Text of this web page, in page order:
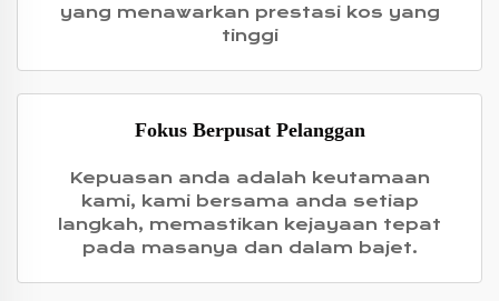
yang menawarkan prestasi kos yang
tinggi
Fokus Berpusat Pelanggan
Kepuasan anda adalah keutamaan
kami, kami bersama anda setiap
langkah, memastikan kejayaan tepat
pada masanya dan dalam bajet.